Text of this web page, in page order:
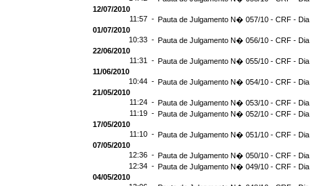
12/07/2010
11:57 - Pauta de Julgamento N� 057/10 - CRF -
01/07/2010
10:33 - Pauta de Julgamento N� 056/10 - CRF -
22/06/2010
11:31 - Pauta de Julgamento N� 055/10 - CRF -
11/06/2010
10:44 - Pauta de Julgamento N� 054/10 - CRF -
21/05/2010
11:24 - Pauta de Julgamento N� 053/10 - CRF -
11:19 - Pauta de Julgamento N� 052/10 - CRF -
17/05/2010
11:10 - Pauta de Julgamento N� 051/10 - CRF -
07/05/2010
12:36 - Pauta de Julgamento N� 050/10 - CRF -
12:34 - Pauta de Julgamento N� 049/10 - CRF - Dia
04/05/2010